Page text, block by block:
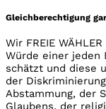
Gleichberechtigung
Wir FREIE
Würde einer jeden
schätzt und diese
der
Abstammung, der
Glaubens, der